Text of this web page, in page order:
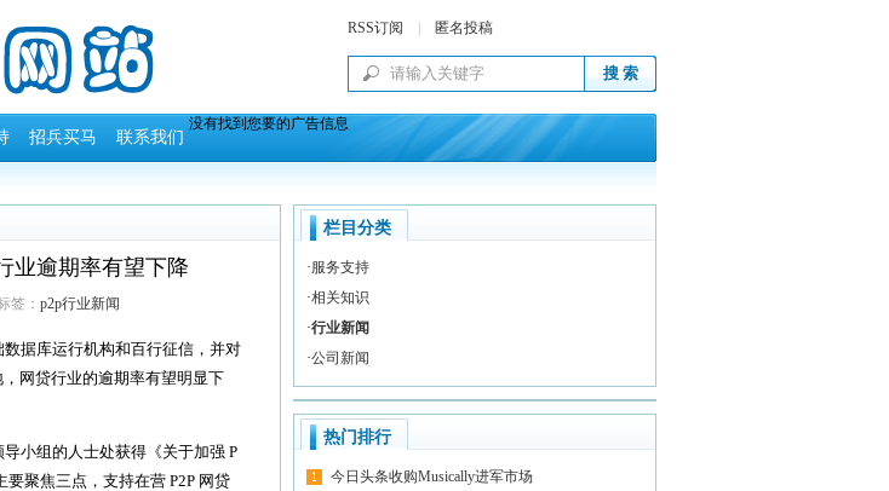
RSS订阅 匿名投稿
招兵买马 联系我们
没有找到您要的广告信息
业逾期率有望下降
签： p2p行业新闻
据库运行机构和百行征信，并对
网贷行业的逾期率有望明显下
小组的人士处获得《关于加强 P
聚焦三点，支持在营 P2P 网贷
栏目分类
·服务支持
·相关知识
·行业新闻
·公司新闻
热门排行
今日头条收购Musically进军市场